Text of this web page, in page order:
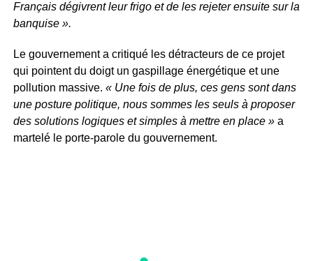
Français dégivrent leur frigo et de les rejeter ensuite sur la
banquise ».
Le gouvernement a critiqué les détracteurs de ce projet
qui pointent du doigt un gaspillage énergétique et une
pollution massive. « Une fois de plus, ces gens sont dans
une posture politique, nous sommes les seuls à proposer
des solutions logiques et simples à mettre en place »a
martelé le porte-parole du gouvernement.